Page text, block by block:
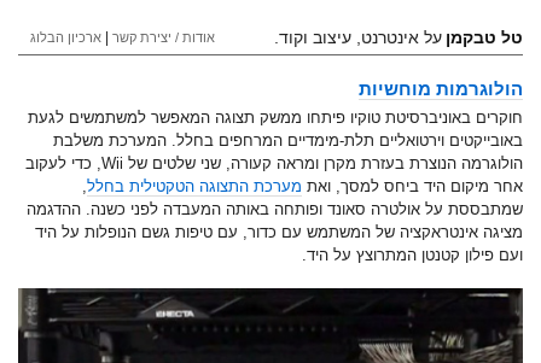
טל טבקמן על אינטרנט, עיצוב וקוד. אודות / יצירת קשר ארכיון הבלוג
הולוגרמות מוחשיות
חוקרים באוניברסיטת טוקיו פיתחו ממשק תצוגה המאפשר למשתמשים לגעת
באובייקטים וירטואליים תלת-מימדיים המרחפים בחלל. המערכת משלבת
הולוגרמה הנוצרת בעזרת מקרן ומראה קעורה, שני שלטים של Wii, כדי לעקוב
אחר מיקום היד ביחס למסך, ואת מערכת התצוגה הטקטילית בחלל,
שמתבססת על אולטרה סאונד ופותחה באותה המעבדה לפני כשנה. ההדגמה
מציגה אינטראקציה של המשתמש עם כדור, עם טיפות גשם הנופלות על היד
ועם פילון קטנטן המתרוצץ על היד.